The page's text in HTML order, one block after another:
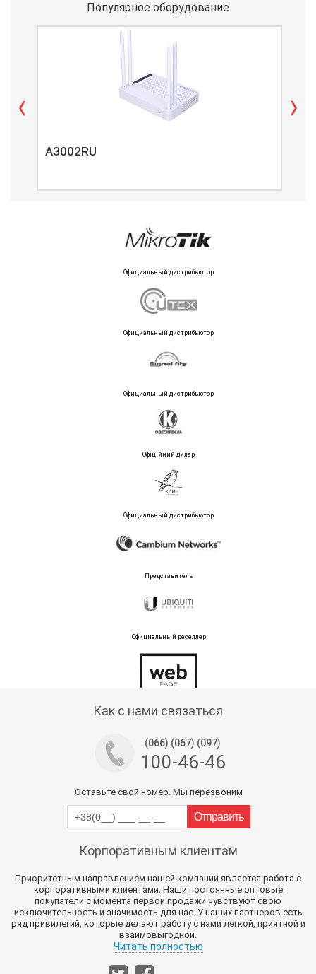
Популярное оборудование
A3002RU
Официальный дистрибьютор
Официальный дистрибьютор
Официальный дистрибьютор
Офіційний дилер
Официальный дистрибьютор
Представитель
Официальный реселлер
Как с нами связаться
(066) (067) (097)
100-46-46
Оставьте свой номер. Мы перезвоним
Корпоративным клиентам
Приоритетным направлением нашей компании является работа с
корпоративными клиентами. Наши постоянные оптовые
покупатели с момента первой продажи чувствуют свою
исключительность и значимость для нас. У наших партнеров есть
ряд привилегий, которые делают работу с нами легкой, приятной и
взаимовыгодной.
Читать полностью